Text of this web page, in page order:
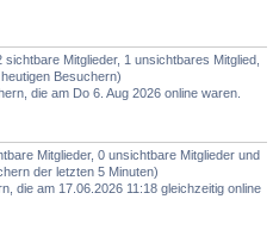
sichtbare Mitglieder, 1 unsichtbares Mitglied,
Besuchern)
die am Do 6. Aug 2026 online waren.
Mitglieder, 0 unsichtbare Mitglieder und
der letzten 5 Minuten)
die am 17.06.2026 11:18 gleichzeitig online